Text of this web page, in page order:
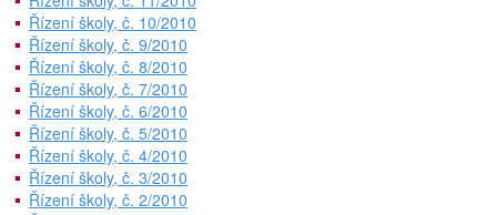
Řízení školy, č. 10/2010
Řízení školy, č. 9/2010
Řízení školy, č. 8/2010
Řízení školy, č. 7/2010
Řízení školy, č. 6/2010
Řízení školy, č. 5/2010
Řízení školy, č. 4/2010
Řízení školy, č. 3/2010
Řízení školy, č. 2/2010